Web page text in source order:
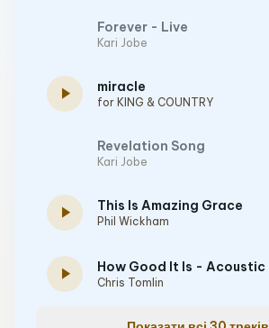
Forever - Live
Kari Jobe
play_arrow miracle
for KING & COUNTRY
Revelation Song
Kari Jobe
play_arrow This Is Amazing Grace
Phil Wickham
play_arrow How Good It Is - Acoustic
Chris Tomlin